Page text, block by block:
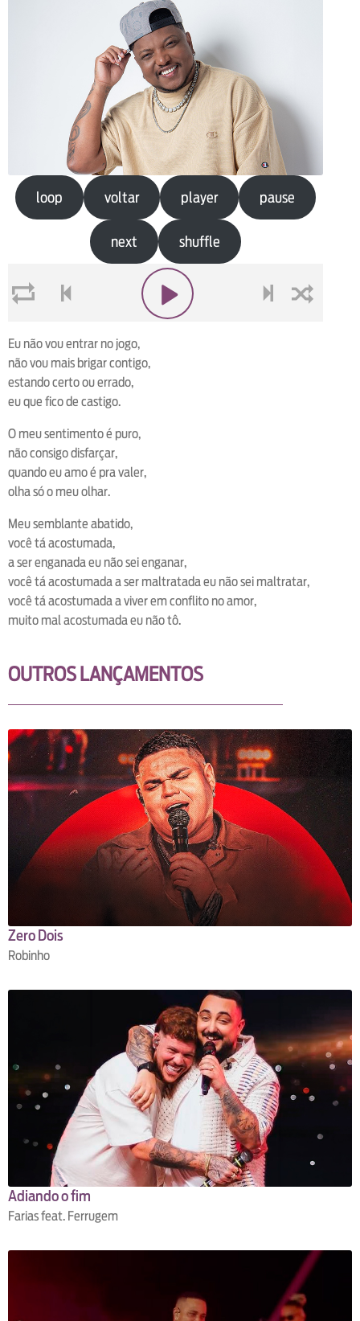
loop voltar player pause
next shuffle
Eu não vou entrar no jogo,
não vou mais brigar contigo,
estando certo ou errado,
eu que fico de castigo.
O meu sentimento é puro,
não consigo disfarçar,
quando eu amo é pra valer,
olha só o meu olhar.
Meu semblante abatido,
você tá acostumada,
a ser enganada eu não sei enganar,
você tá acostumada a ser maltratada eu não sei maltratar,
você tá acostumada a viver em conflito no amor,
muito mal acostumada eu não tô.
OUTROS LANÇAMENTOS
Zero Dois
Robinho
Adiando o fim
Farias feat. Ferrugem